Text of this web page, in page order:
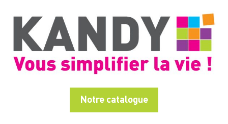
Notre catalogue